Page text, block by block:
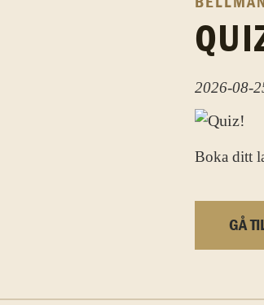
2026-08-
Boka ditt
GÅ